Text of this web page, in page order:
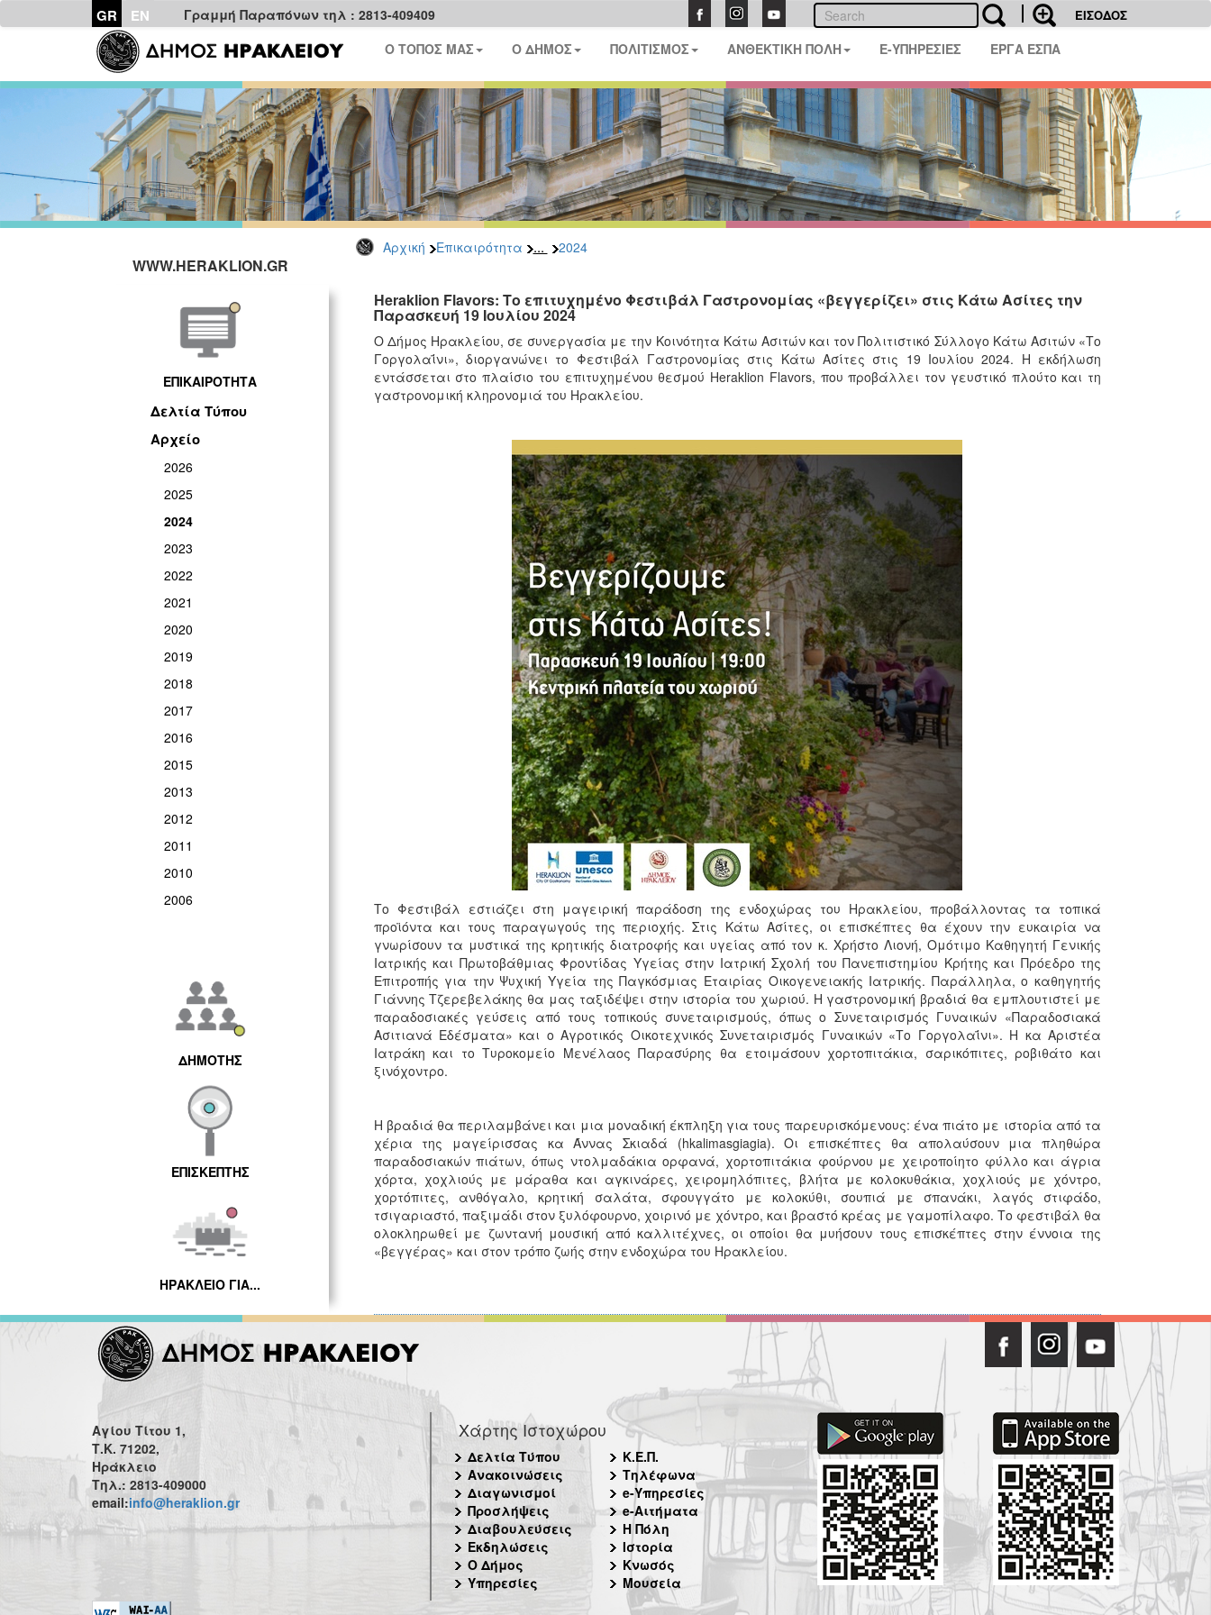
GR EN Γραμμή Παραπόνων τηλ : 2813-409409 ΕΙΣΟΔΟΣ
Ο ΤΟΠΟΣ ΜΑΣ Ο ΔΗΜΟΣ ΠΟΛΙΤΙΣΜΟΣ ΑΝΘΕΚΤΙΚΗ ΠΟΛΗ E-ΥΠΗΡΕΣΙΕΣ ΕΡΓΑ ΕΣΠΑ
Αρχική Επικαιρότητα ... 2024
WWW.HERAKLION.GR
ΕΠΙΚΑΙΡΟΤΗΤΑ
Δελτία Τύπου
Αρχείο
2026
2025
2024
2023
2022
2021
2020
2019
2018
2017
2016
2015
2013
2012
2011
2010
2006
ΔΗΜΟΤΗΣ
ΕΠΙΣΚΕΠΤΗΣ
ΗΡΑΚΛΕΙΟ ΓΙΑ...
Heraklion Flavors: Το επιτυχημένο Φεστιβάλ Γαστρονομίας «βεγγερίζει» στις Κάτω Ασίτες την
Παρασκευή 19 Ιουλίου 2024
Ο Δήμος Ηρακλείου, σε συνεργασία με την Κοινότητα Κάτω Ασιτών και τον Πολιτιστικό Σύλλογο Κάτω Ασιτών «Το
Γοργολαΐνι», διοργανώνει το Φεστιβάλ Γαστρονομίας στις Κάτω Ασίτες στις 19 Ιουλίου 2024. Η εκδήλωση
εντάσσεται στο πλαίσιο του επιτυχημένου θεσμού Heraklion Flavors, που προβάλλει τον γευστικό πλούτο και τη
γαστρονομική κληρονομιά του Ηρακλείου.
Το Φεστιβάλ εστιάζει στη μαγειρική παράδοση της ενδοχώρας του Ηρακλείου, προβάλλοντας τα τοπικά
προϊόντα και τους παραγωγούς της περιοχής. Στις Κάτω Ασίτες, οι επισκέπτες θα έχουν την ευκαιρία να
γνωρίσουν τα μυστικά της κρητικής διατροφής και υγείας από τον κ. Χρήστο Λιονή, Ομότιμο Καθηγητή Γενικής
Ιατρικής και Πρωτοβάθμιας Φροντίδας Υγείας στην Ιατρική Σχολή του Πανεπιστημίου Κρήτης και Πρόεδρο της
Επιτροπής για την Ψυχική Υγεία της Παγκόσμιας Εταιρίας Οικογενειακής Ιατρικής. Παράλληλα, ο καθηγητής
Γιάννης Τζερεβελάκης θα μας ταξιδέψει στην ιστορία του χωριού. Η γαστρονομική βραδιά θα εμπλουτιστεί με
παραδοσιακές γεύσεις από τους τοπικούς συνεταιρισμούς, όπως ο Συνεταιρισμός Γυναικών «Παραδοσιακά
Ασιτιανά Εδέσματα» και ο Αγροτικός Οικοτεχνικός Συνεταιρισμός Γυναικών «Το Γοργολαΐνι». Η κα Αριστέα
Ιατράκη και το Τυροκομείο Μενέλαος Παρασύρης θα ετοιμάσουν χορτοπιτάκια, σαρικόπιτες, ροβιθάτο και
ξινόχοντρο.
Η βραδιά θα περιλαμβάνει και μια μοναδική έκπληξη για τους παρευρισκόμενους: ένα πιάτο με ιστορία από τα
χέρια της μαγείρισσας κα Άννας Σκιαδά (hkalimasgiagia). Οι επισκέπτες θα απολαύσουν μια πληθώρα
παραδοσιακών πιάτων, όπως ντολμαδάκια ορφανά, χορτοπιτάκια φούρνου με χειροποίητο φύλλο και άγρια
χόρτα, χοχλιούς με μάραθα και αγκινάρες, χειρομηλόπιτες, βλήτα με κολοκυθάκια, χοχλιούς με χόντρο,
χορτόπιτες, ανθόγαλο, κρητική σαλάτα, σφουγγάτο με κολοκύθι, σουπιά με σπανάκι, λαγός στιφάδο,
τσιγαριαστό, παξιμάδι στον ξυλόφουρνο, χοιρινό με χόντρο, και βραστό κρέας με γαμοπίλαφο. Το φεστιβάλ θα
ολοκληρωθεί με ζωντανή μουσική από καλλιτέχνες, οι οποίοι θα μυήσουν τους επισκέπτες στην έννοια της
«βεγγέρας» και στον τρόπο ζωής στην ενδοχώρα του Ηρακλείου.
Αγίου Τίτου 1,
Τ.Κ. 71202,
Ηράκλειο
Τηλ.: 2813-409000
email:info@heraklion.gr
Χάρτης Ιστοχώρου
Δελτία Τύπου
Ανακοινώσεις
Διαγωνισμοί
Προσλήψεις
Διαβουλεύσεις
Εκδηλώσεις
Ο Δήμος
Υπηρεσίες
Κ.Ε.Π.
Τηλέφωνα
e-Υπηρεσίες
e-Αιτήματα
Η Πόλη
Ιστορία
Κνωσός
Μουσεία